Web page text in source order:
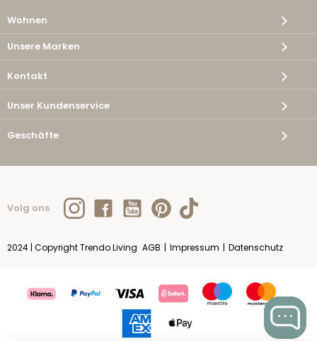
Wohnen
Unsere Marken
Kontakt
Unser Kundenservice
Geschäfte
Volg ons
2024 | Copyright Trendo Living AGB | Impressum | Datenschutz